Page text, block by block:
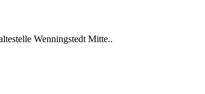
Wenningstedt Mitte..